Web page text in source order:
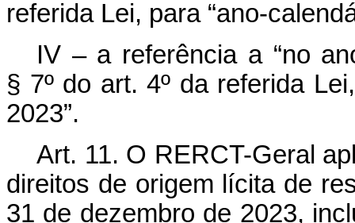
referida Lei, para “ano-
IV – a referência a “no
§ 7º do art. 4º da referida
2023”.
Art. 11. O RERCT-Geral
direitos de origem lícita de
31 de dezembro de 2023,